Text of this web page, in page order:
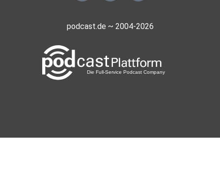
podcast.de ~ 2004-2026